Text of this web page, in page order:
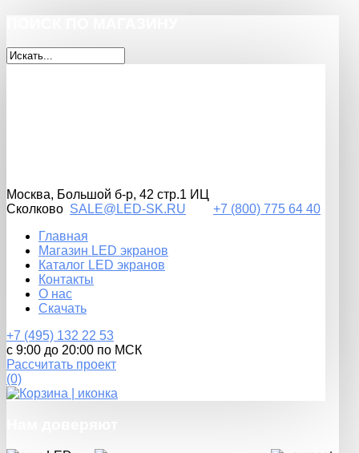
Москва, Большой б-р, 42 стр.1 ИЦ
Сколково SALE@LED-SK.RU +7 (800) 775 64 40
Главная
Магазин LED экранов
Каталог LED экранов
Контакты
О нас
Скачать
+7 (495) 132 22 53
с 9:00 до 20:00 по МСК
Рассчитать проект
(0)